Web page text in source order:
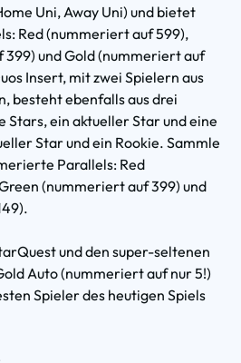
Uni, Away Uni) und bietet
Red (nummeriert auf 599),
und Gold (nummeriert auf
Insert, mit zwei Spielern aus
besteht ebenfalls aus drei
Stars, ein aktueller Star und eine
Star und ein Rookie. Sammle
Parallels: Red
(nummeriert auf 399) und
und den super-seltenen
Auto (nummeriert auf nur 5!)
Spieler des heutigen Spiels